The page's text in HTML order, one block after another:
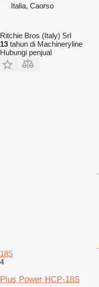
Italia, Caorso
Ritchie Bros (Italy) Srl
13 tahun di Machineryline
Hubungi penjual
18S
4
Plus Power HCP-18S